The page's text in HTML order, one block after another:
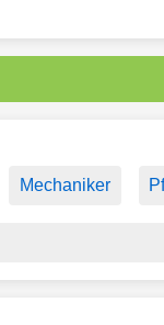
Mechaniker